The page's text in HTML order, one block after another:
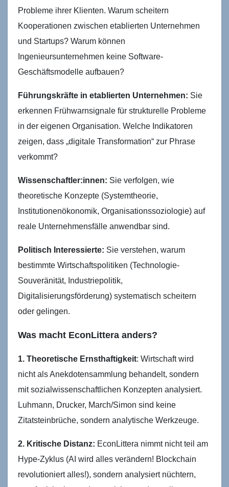
Probleme ihrer Klienten. Warum scheitern
Kooperationen zwischen etablierten Unternehmen
und Startups? Warum können
Ingenieursunternehmen keine Software-
Geschäftsmodelle aufbauen?
Führungskräfte in etablierten Unternehmen: Sie
erkennen Frühwarnsignale für strukturelle Probleme
in der eigenen Organisation. Welche Indikatoren
zeigen, dass „digitale Transformation“ zur Phrase
verkommt?
Wissenschaftler:innen: Sie verfolgen, wie
theoretische Konzepte (Systemtheorie,
Institutionenökonomik, Organisationssoziologie) auf
reale Unternehmensfälle anwendbar sind.
Politisch Interessierte: Sie verstehen, warum
bestimmte Wirtschaftspolitiken (Technologie-
Souveränität, Industriepolitik,
Digitalisierungsförderung) systematisch scheitern
oder gelingen.
Was macht EconLittera anders?
1. Theoretische Ernsthaftigkeit: Wirtschaft wird
nicht als Anekdotensammlung behandelt, sondern
mit sozialwissenschaftlichen Konzepten analysiert.
Luhmann, Drucker, March/Simon sind keine
Zitatsteinbrüche, sondern analytische Werkzeuge.
2. Kritische Distanz: EconLittera nimmt nicht teil am
Hype-Zyklus (AI wird alles verändern! Blockchain
revolutioniert alles!), sondern analysiert nüchtern,